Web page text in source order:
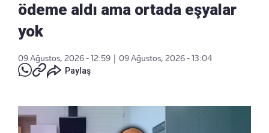
ödeme aldı ama ortada eşyalar
yok
09 Ağustos, 2026 - 12:59
09 Ağustos, 2026 - 13:04
Paylaş